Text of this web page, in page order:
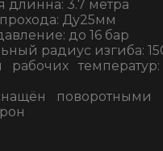
длинна: 3.7 метра
Ду25мм
до 16 бар
радиус изгиба:
рабочих
поворотными